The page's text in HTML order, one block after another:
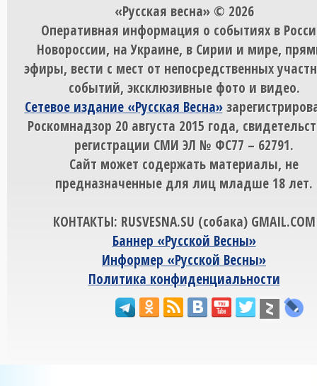
«Русская весна» © 2026
Оперативная информация о событиях в
Новороссии, на Украине, в Сирии и мире,
эфиры, вести с мест от непосредственных
событий, эксклюзивные фото и видео.
Сетевое издание «Русская Весна»
Роскомнадзор 20 августа 2015 года,
регистрации СМИ ЭЛ № ФС77 – 62791.
Сайт может содержать материалы, не
предназначенные для лиц младше 18 лет.
КОНТАКТЫ: RUSVESNA.SU (собака) GMAIL.COM
Баннер «Русской Весны»
Информер «Русской Весны»
Политика конфиденциальности